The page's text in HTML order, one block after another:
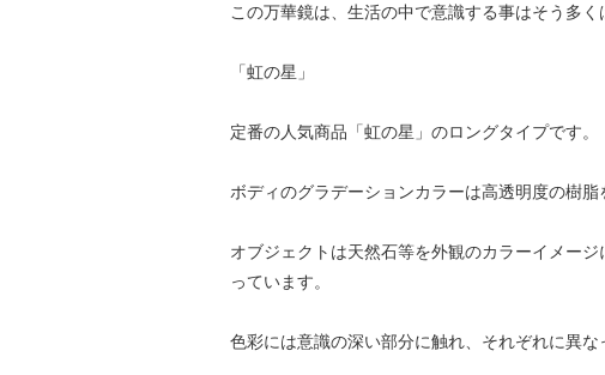
この万華鏡は、生活の中で意識する事はそう多
「虹の星」
定番の人気商品「虹の星」のロングタイプです。
ボディのグラデーションカラーは高透明度の樹
オブジェクトは天然石等を外観のカラーイメー
っています。
色彩には意識の深い部分に触れ、それぞれに異